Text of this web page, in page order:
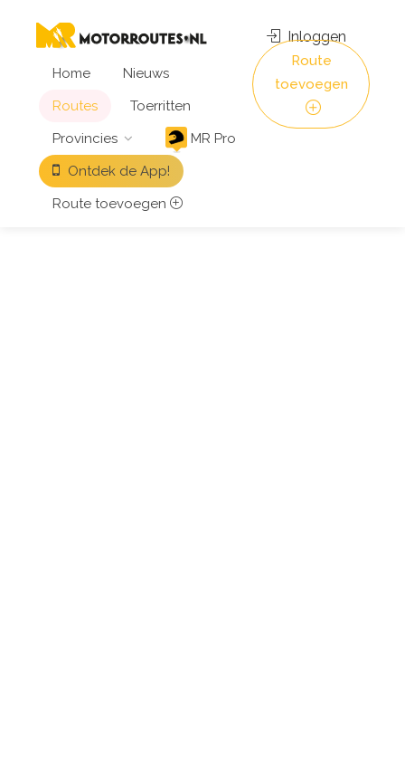
Home
Nieuws
Routes
Toerritten
Provincies
MR Pro
Ontdek de App!
Route toevoegen
Inloggen
Route
toevoegen